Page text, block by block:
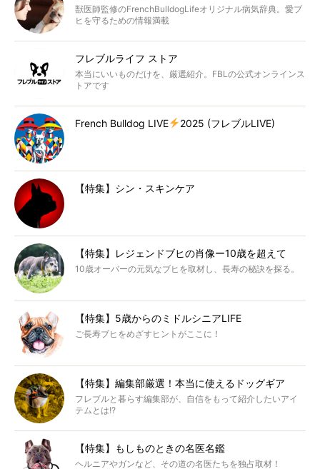
獣医師監修のFrenchBulldogLifeオリジナル病気辞典。愛ブ
ヒを守るための情報満載
フレブルライフ ストア
本当にいいものだけを、厳選紹介。FBLの公式オンラインス
トアです
French Bulldog LIVE 2025 (フレブルLIVE)
【特集】シン・スキンケア
【特集】レジェンドブヒの肖像ー10歳を超えて
10歳オーバーの元気なブヒを取材し、長寿の秘訣を探る。
【特集】5歳からのミドルシニアLIFE
ご長寿ブヒをめざすヒントがここに！
【特集】編集部厳選！本当に使えるドッグギア
フレブルと暮らす編集部が、自信をもって紹介したいアイ
テムとは!?
【特集】もしものときの名医名鑑
ヘルニアやガンなど、その道の名医たちを独占取材！